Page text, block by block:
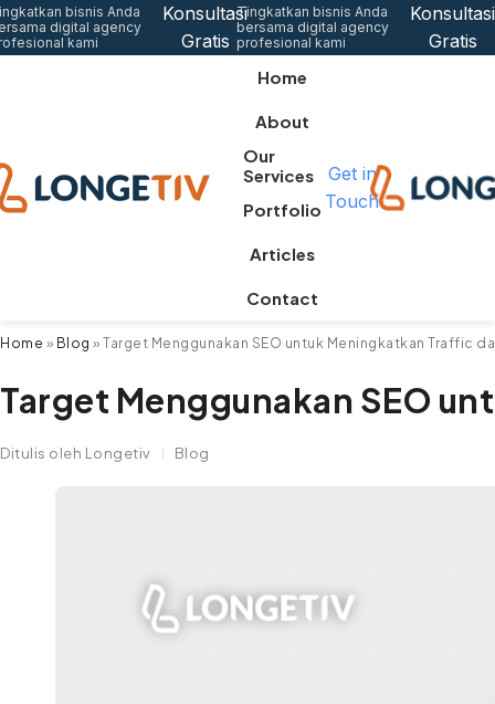
bisnis Anda
digital agency
kami
Konsultasi
Gratis
Tingkatkan bisnis Anda
bersama digital agency
profesional kami
Konsultasi
Gratis
Home
About
Our
Services
Portfolio
Articles
Contact
Get in
Touch
Home » Blog » Target Menggunakan SEO untuk Meningkatkan Traffic
Target Menggunakan SEO
Ditulis oleh Longetiv Blog